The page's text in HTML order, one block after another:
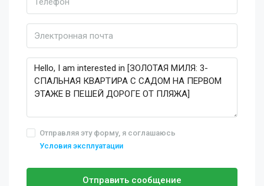
Отправляя эту форму, я соглашаюсь
Условия эксплуатации
Отправить сообщение